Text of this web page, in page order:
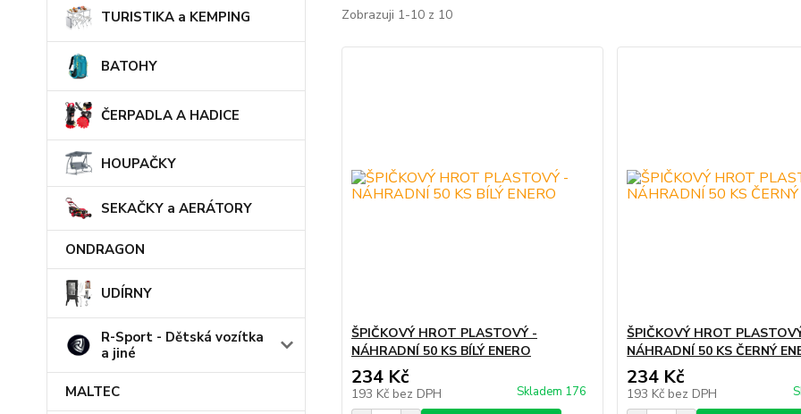
TURISTIKA a KEMPING
BATOHY
ČERPADLA A HADICE
HOUPAČKY
SEKAČKY a AERÁTORY
ONDRAGON
UDÍRNY
R-Sport - Dětská vozítka
a jiné
MALTEC
Zobrazuji 1-10 z 10
ŠPIČKOVÝ HROT PLASTOVÝ -
NÁHRADNÍ 50 KS BÍLÝ ENERO
234 Kč
193 Kč bez DPH Skladem 176
ŠPIČKOVÝ HROT
NÁHRADNÍ 50 KS ČERNÝ
234 Kč
193 Kč bez DPH